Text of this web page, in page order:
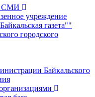
СМИ
учреждение
газета""
городского
Байкальского